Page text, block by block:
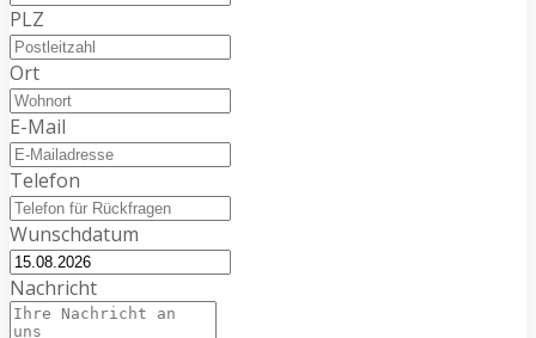
PLZ
Ort
E-Mail
Telefon
Wunschdatum
Nachricht